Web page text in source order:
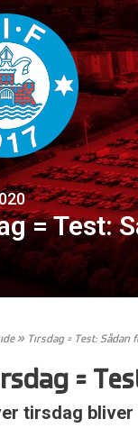
= Test:
» Tirsdag = Test: Sådan
=
tirsdag bliver